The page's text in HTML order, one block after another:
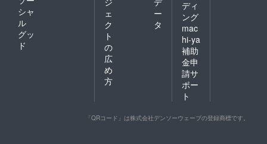
シャ
ル
グッ
ド
ェ
ク
ト
の
広
め
方
ー
タ
ディ
ング
mac
hi-ya
補助
金申
請サ
ポー
ト
「QRコード」は株式会社デンソーウェーブの登録商標です。